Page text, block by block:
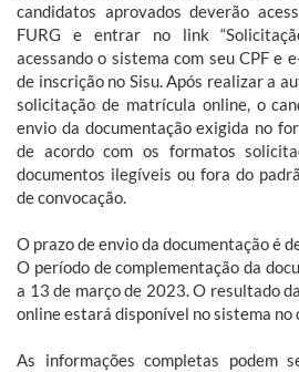
candidatos aprovados deverão
FURG e entrar no link
acessando o sistema com seu CPF e
de inscrição no Sisu. Após realizar a
solicitação de matrícula online, o
envio da documentação exigida no
de acordo com os formatos
documentos ilegíveis ou fora do
de convocação.
O prazo de envio da documentação é
O período de complementação da
a 13 de março de 2023. O resultado
online estará disponível no sistema no
As informações completas podem